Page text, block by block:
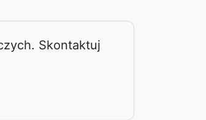
Skontaktuj